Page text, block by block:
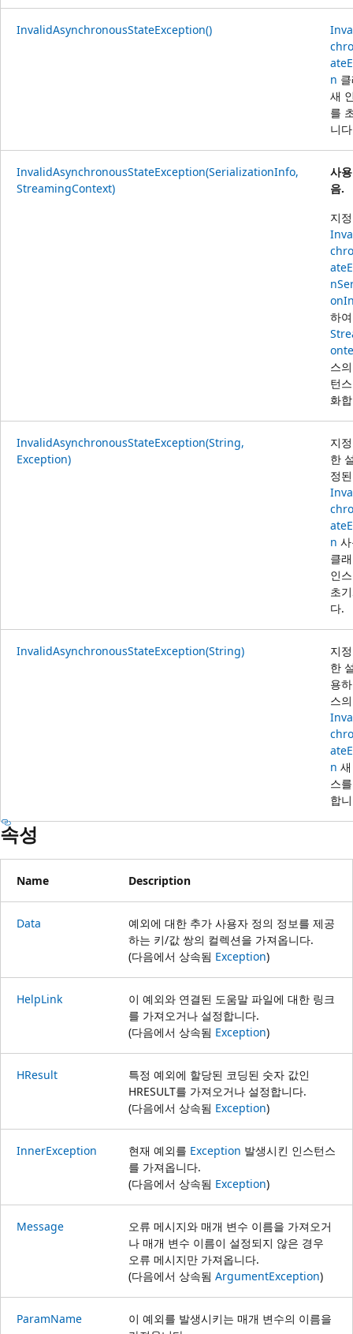
InvalidAsynchronousStateException()
n
새
를
니
InvalidAsynchronousStateException(SerializationInfo,
StreamingContext)
사
음.
지
n
하여
스
턴
화
InvalidAsynchronousStateException(String,
Exception)
지
한
정
n
클
인
초
다.
InvalidAsynchronousStateException(String)
지
한
용
스의
n
스
합
속성
Name Description
Data
예외에 대한 추가 사용자 정의 정보를 제공
하는 키/값 쌍의 컬렉션을 가져옵니다.
(다음에서 상속됨 Exception)
HelpLink
이 예외와 연결된 도움말 파일에 대한 링크
를 가져오거나 설정합니다.
(다음에서 상속됨 Exception)
HResult
특정 예외에 할당된 코딩된 숫자 값인
HRESULT를 가져오거나 설정합니다.
(다음에서 상속됨 Exception)
InnerException 현재 예외를 Exception 발생시킨 인스턴스
를 가져옵니다.
(다음에서 상속됨 Exception)
Message
오류 메시지와 매개 변수 이름을 가져오거
나 매개 변수 이름이 설정되지 않은 경우
오류 메시지만 가져옵니다.
(다음에서 상속됨 ArgumentException)
ParamName
이 예외를 발생시키는 매개 변수의 이름을